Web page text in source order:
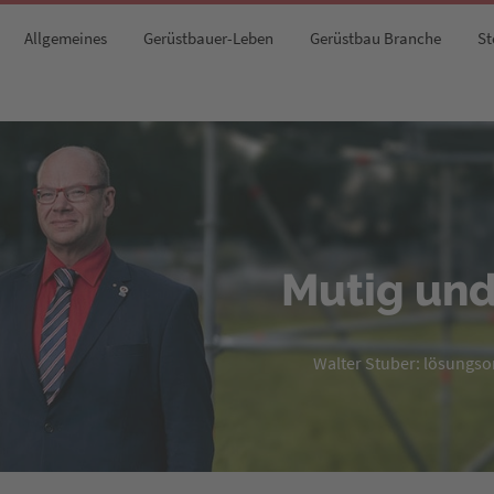
Allgemeines Gerüstbauer-Leben Gerüstbau Branche
Mutig
Walter Stuber: